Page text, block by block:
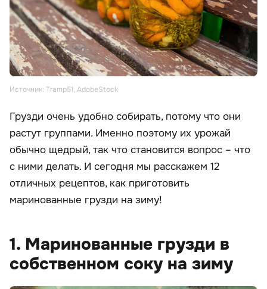
Источник: Tramp51, AdobeStock
Грузди очень удобно собирать, потому что они
растут группами. Именно поэтому их урожай
обычно щедрый, так что становится вопрос – что
с ними делать. И сегодня мы расскажем 12
отличных рецептов, как приготовить
маринованные грузди на зиму!
1. Маринованные грузди в
собственном соку на зиму